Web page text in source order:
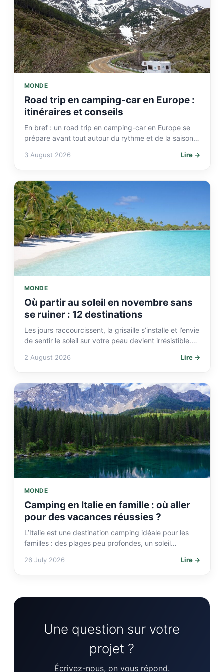
MONDE
Road trip en camping-car en Europe :
itinéraires et conseils
En bref : un road trip en camping-car en Europe se
prépare avant tout autour du rythme et de la saison.
3 August 2026 Lire →
MONDE
Où partir au soleil en novembre sans
se ruiner : 12 destinations
Les jours raccourcissent, la grisaille s’installe et l’envie
de sentir le soleil sur votre peau devient irrésistible.
2 August 2026 Lire →
MONDE
Camping en Italie en famille : où aller
pour des vacances réussies ?
L’Italie est une destination camping idéale pour les
familles : des plages peu profondes, un soleil
26 July 2026 Lire →
Une question sur votre
projet ?
Écrivez-nous, on vous répond.